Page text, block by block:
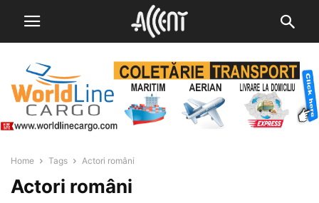
Home Tags Actori români
Actori români